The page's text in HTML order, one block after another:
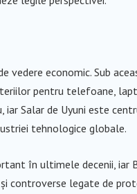
vedere economic. Sub
pentru telefoane,
Salar de Uyuni este
tehnologice globale.
în ultimele decenii, iar
controverse legate de